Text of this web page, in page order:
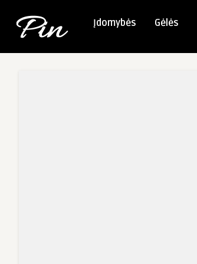
Įdomybės Gėlės